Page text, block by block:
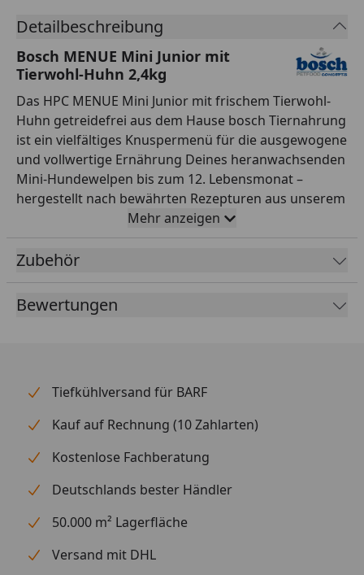
Detailbeschreibung
Bosch MENUE Mini Junior mit
Tierwohl-Huhn 2,4kg
Das HPC MENUE Mini Junior mit frischem Tierwohl-
Huhn getreidefrei aus dem Hause bosch Tiernahrung
ist ein vielfältiges Knuspermenü für die ausgewogene
und vollwertige Ernährung Deines heranwachsenden
Mini-Hundewelpen bis zum 12. Lebensmonat –
hergestellt nach bewährten Rezepturen aus unserem
traditionsreichen Familienunternehmen.
Fütterungsempfehlung
10.0 kg 12.5 kg 15.0 kg 2 Monate 55 g 85 g 105 g 125 g
Monate 60 g 105 g 140 g 180 g 210 g 240 g 9 - 12
Lebensmonat, wenn Dein Hund sein Endgewicht
erreicht hat, schrittweise auf eine Adultsorte für
kleine Mini-Hunde umstellen. Bitte stets frisches
Wasser bereitstellen. Tagesration: Gramm pro Tag
Mehr anzeigen
Zubehör
Bewertungen
Tiefkühlversand für BARF
Kauf auf Rechnung (10 Zahlarten)
Kostenlose Fachberatung
Deutschlands bester Händler
50.000 m² Lagerfläche
Versand mit DHL